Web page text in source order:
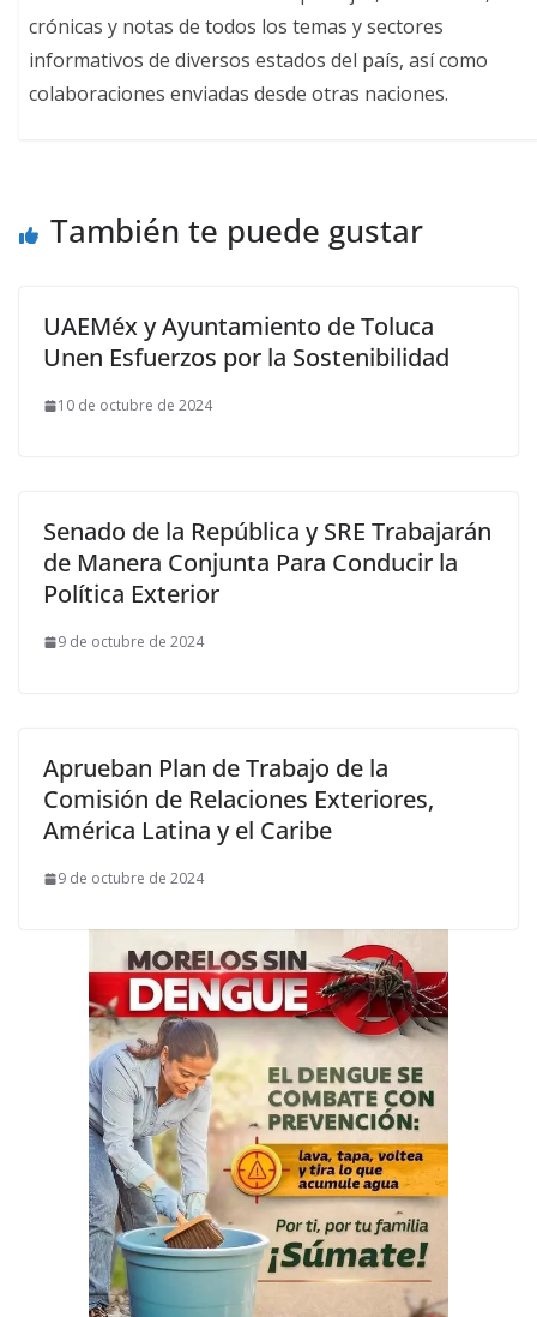
crónicas y notas de todos los temas y sectores
informativos de diversos estados del país, así como
colaboraciones enviadas desde otras naciones.
También te puede gustar
UAEMéx y Ayuntamiento de Toluca
Unen Esfuerzos por la Sostenibilidad
10 de octubre de 2024
Senado de la República y SRE Trabajarán
de Manera Conjunta Para Conducir la
Política Exterior
9 de octubre de 2024
Aprueban Plan de Trabajo de la
Comisión de Relaciones Exteriores,
América Latina y el Caribe
9 de octubre de 2024